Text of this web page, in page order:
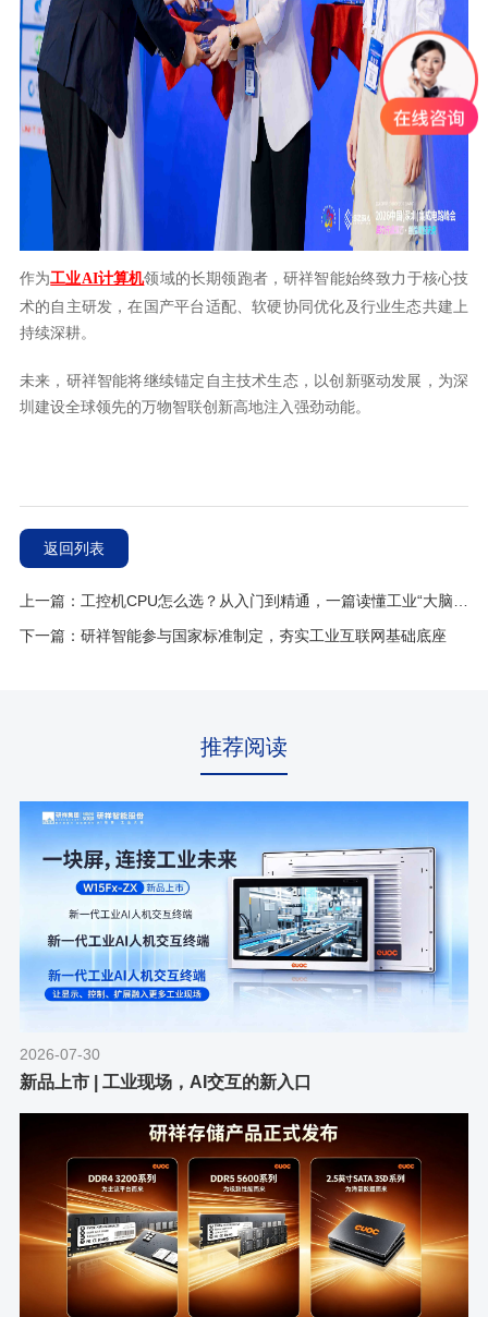
作为工业AI计算机领域的长期领跑者，研祥智能始终致力于核心技
术的自主研发，在国产平台适配、软硬协同优化及行业生态共建上
持续深耕。
未来，研祥智能将继续锚定自主技术生态，以创新驱动发展，为深
圳建设全球领先的万物智联创新高地注入强劲动能。
返回列表
下一篇：研祥智能参与国家标准制定，夯实工业互联网基础底座
推荐阅读
2026-07-30
新品上市 | 工业现场，AI交互的新入口